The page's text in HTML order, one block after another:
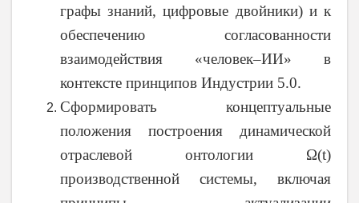
графы знаний, цифровые двойники) и к
обеспечению согласованности
взаимодействия «человек–ИИ» в
контексте принципов Индустрии 5.0.
Сформировать концептуальные
положения построения динамической
отраслевой онтологии Ω(t)
производственной системы, включая